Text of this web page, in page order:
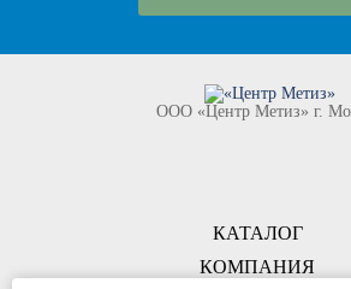
КОМПАНИЯ
ООО «Центр Метиз» г.
КАТАЛОГ